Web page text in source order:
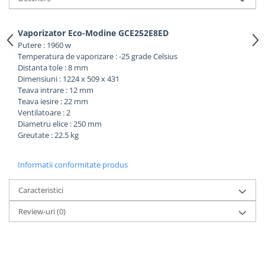
Vaporizator Eco-Modine GCE252E8ED
Putere : 1960 w
Temperatura de vaporizare : -25 grade Celsius
Distanta tole : 8 mm
Dimensiuni : 1224 x 509 x 431
Teava intrare : 12 mm
Teava iesire : 22 mm
Ventilatoare : 2
Diametru elice : 250 mm
Greutate : 22.5 kg
Informatii conformitate produs
Caracteristici
Review-uri(0)